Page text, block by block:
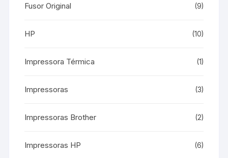
Fusor Original (9)
HP (10)
Impressora Térmica (1)
Impressoras (3)
Impressoras Brother (2)
Impressoras HP (6)